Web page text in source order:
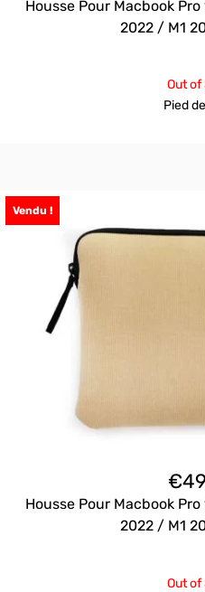
Housse Pour Macbook
2022 / M1
Out of
Pied
Vendu !
€
Housse Pour Macbook
2022 / M1
Out of